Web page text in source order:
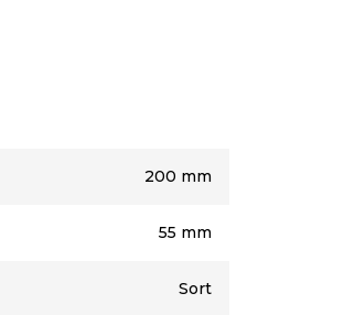
belastning på op til
200 mm
55 mm
Sort